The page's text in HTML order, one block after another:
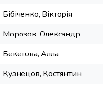
Бібіченко, Вікторія
Морозов, Олександр
Бекетова, Алла
Кузнецов, Костянтин